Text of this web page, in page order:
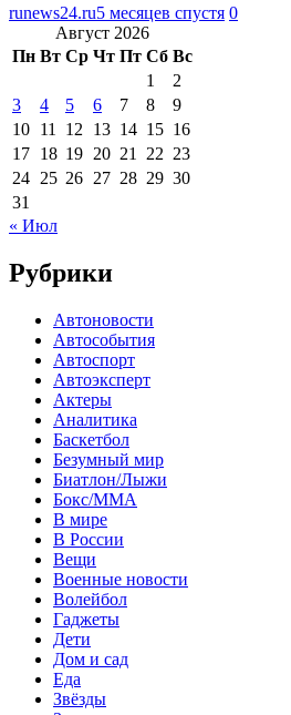
runews24.ru5 месяцев спустя 0
Август 2026
Пн Вт Ср Чт Пт Сб Вс
1
2
3
4 5 6 7 8
9
10 11 12 13 14 15 16
17 18 19 20 21 22 23
24 25 26 27 28 29 30
31
« Июл
Рубрики
Автоновости
Автособытия
Автоспорт
Автоэксперт
Актеры
Аналитика
Баскетбол
Безумный мир
Биатлон/Лыжи
Бокс/MMA
В мире
В России
Вещи
Военные новости
Волейбол
Гаджеты
Дети
Дом и сад
Еда
Звёзды